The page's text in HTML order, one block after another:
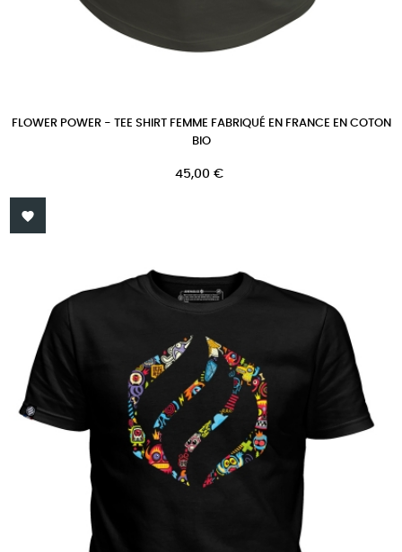
FLOWER POWER - TEE SHIRT FEMME FABRIQUÉ EN FRANCE EN COTON
BIO
Prix
45,00 €
